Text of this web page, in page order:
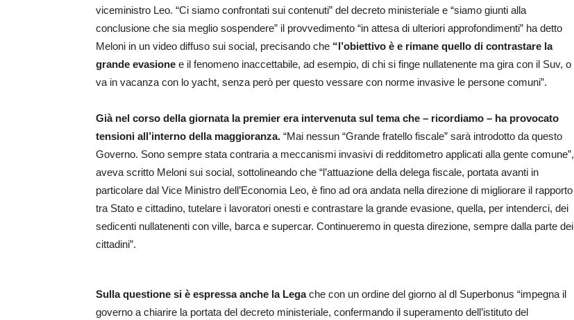
viceministro Leo. “Ci siamo confrontati sui contenuti” del decreto ministeriale e “siamo giunti alla
conclusione che sia meglio sospendere” il provvedimento “in attesa di ulteriori approfondimenti” ha detto
Meloni in un video diffuso sui social, precisando che “l’obiettivo è e rimane quello di contrastare la
grande evasione e il fenomeno inaccettabile, ad esempio, di chi si finge nullatenente ma gira con il Suv, o
va in vacanza con lo yacht, senza però per questo vessare con norme invasive le persone comuni”.
Già nel corso della giornata la premier era intervenuta sul tema che – ricordiamo – ha provocato
tensioni all’interno della maggioranza. “Mai nessun “Grande fratello fiscale” sarà introdotto da questo
Governo. Sono sempre stata contraria a meccanismi invasivi di redditometro applicati alla gente comune”,
aveva scritto Meloni sui social, sottolineando che “l’attuazione della delega fiscale, portata avanti in
particolare dal Vice Ministro dell’Economia Leo, è fino ad ora andata nella direzione di migliorare il rapporto
tra Stato e cittadino, tutelare i lavoratori onesti e contrastare la grande evasione, quella, per intenderci, dei
sedicenti nullatenenti con ville, barca e supercar. Continueremo in questa direzione, sempre dalla parte dei
cittadini”.
Sulla questione si è espressa anche la Legache con un ordine del giorno al dl Superbonus “impegna il
governo a chiarire la portata del decreto ministeriale, confermando il superamento dell’istituto del